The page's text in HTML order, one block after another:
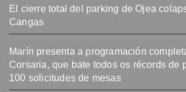
El cierre total del parking de Ojea
Cangas
Marín presenta a programación
Corsaria, que bate todos os récords de
100 solicitudes de mesas